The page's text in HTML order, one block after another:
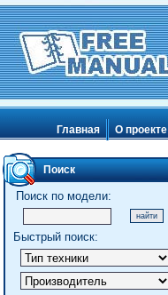
Главная О проекте
Поиск
Поиск по модели:
Быстрый поиск: